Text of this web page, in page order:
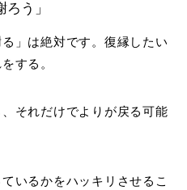
う」
」は絶対です。復縁したい
する。
それだけでよりが戻る可能
いるかをハッキリさせるこ